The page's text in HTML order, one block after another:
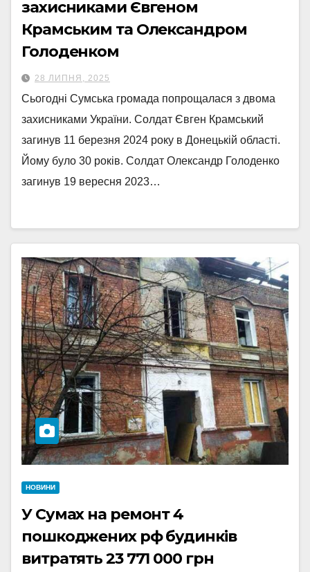
захисниками Євгеном
Крамським та Олександром
Голоденком
28 ЛИПНЯ, 2025
Сьогодні Сумська громада попрощалася з двома
захисниками України. Солдат Євген Крамський
загинув 11 березня 2024 року в Донецькій області.
Йому було 30 років. Солдат Олександр Голоденко
загинув 19 вересня 2023…
НОВИНИ
У Сумах на ремонт 4
пошкоджених рф будинків
витратять 23 771 000 грн